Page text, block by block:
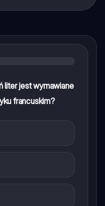
liter jest wymawiane
francuskim?